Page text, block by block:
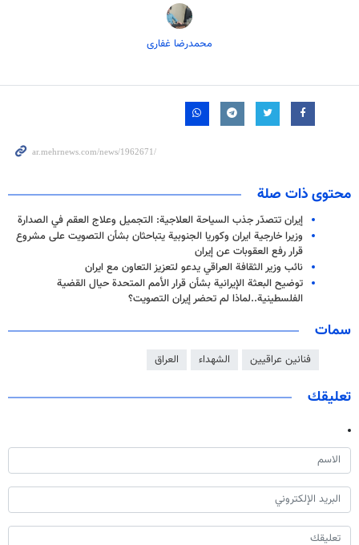
محمدرضا غفاری
محتوى ذات صلة
إيران تتصدّر جذب السياحة العلاجية: التجميل وعلاج العقم في الصدارة
وزيرا خارجية ايران وكوريا الجنوبية يتباحثان بشأن التصويت على مشروع
قرار رفع العقوبات عن إيران
نائب وزير الثقافة العراقي يدعو لتعزيز التعاون مع ايران
توضيح البعثة الإيرانية بشأن قرار الأمم المتحدة حيال القضية
الفلسطينية..لماذا لم تحضر إيران التصويت؟
سمات
فنانين عراقيين الشهداء العراق
تعليقك